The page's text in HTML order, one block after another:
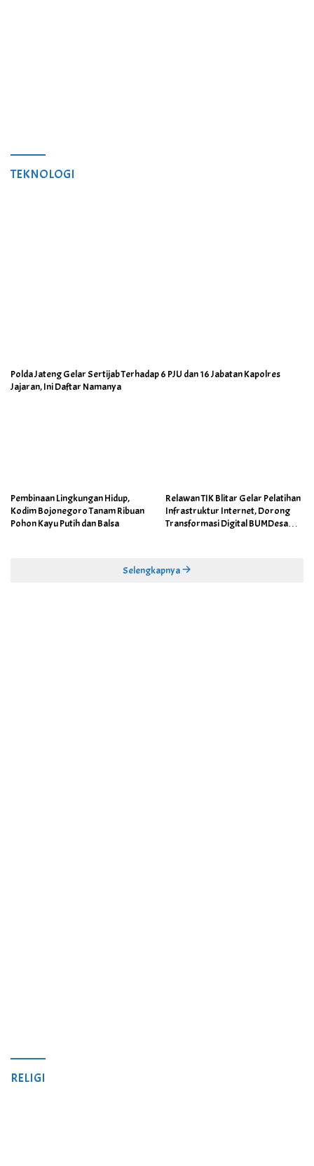
TEKNOLOGI
Polda Jateng Gelar Sertijab Terhadap 6 PJU dan 16 Jabatan Kapolres
Jajaran, Ini Daftar Namanya
Pembinaan Lingkungan Hidup,
Kodim Bojonegoro Tanam Ribuan
Pohon Kayu Putih dan Balsa
Relawan TIK Blitar Gelar Pelatihan
Infrastruktur Internet, Dorong
Transformasi Digital BUMDesa
Selengkapnya
RELIGI